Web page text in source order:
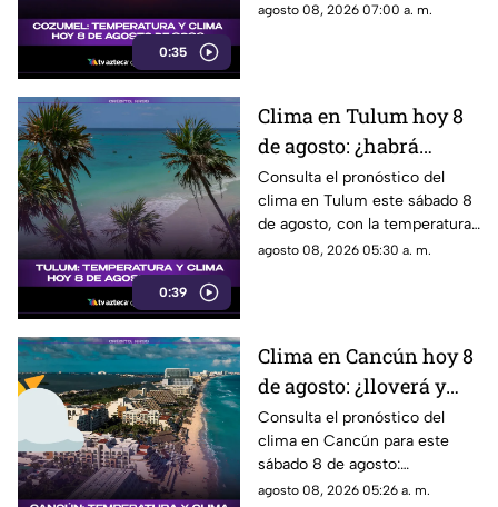
0:35
agosto 08, 2026 07:00 a. m.
0:39
Clima en Tulum hoy 8
de agosto: ¿habrá
lluvias y qué
temperatura se espera?
Consulta el pronóstico del
clima en Tulum este sábado 8
de agosto, con la temperatura
y las condiciones del tiempo.
agosto 08, 2026 05:30 a. m.
Clima en Cancún hoy 8
de agosto: ¿lloverá y
qué temperatura habrá
este sábado?
Consulta el pronóstico del
clima en Cancún para este
sábado 8 de agosto:
temperatura, lluvias y
agosto 08, 2026 05:26 a. m.